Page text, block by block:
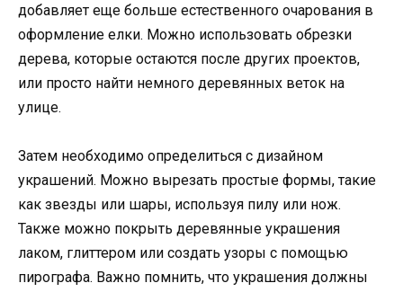
добавляет еще больше естественного очарования в
оформление елки. Можно использовать обрезки
дерева, которые остаются после других проектов,
или просто найти немного деревянных веток на
улице.
Затем необходимо определиться с дизайном
украшений. Можно вырезать простые формы, такие
как звезды или шары, используя пилу или нож.
Также можно покрыть деревянные украшения
лаком, глиттером или создать узоры с помощью
пирографа. Важно помнить, что украшения должны